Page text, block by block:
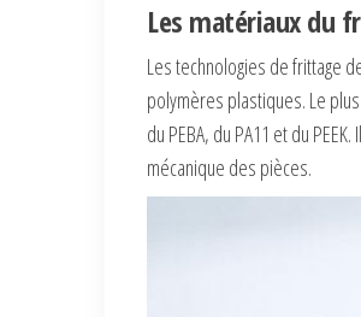
Les matériaux du
Les technologies de frittage
polymères plastiques. Le
du PEBA, du PA11 et du
mécanique des pièces.